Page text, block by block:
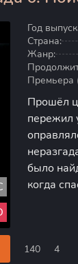
Год
Страна:
Жанр:
Премьера
Прошёл
пережил
было
когда
140 4